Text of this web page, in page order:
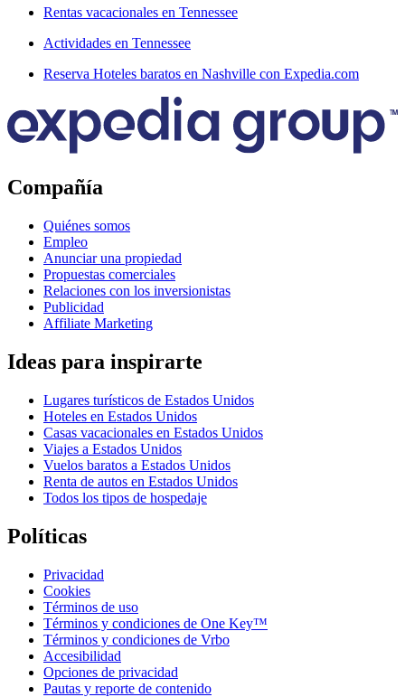
Rentas vacacionales en Tennessee
Actividades en Tennessee
Reserva Hoteles baratos en Nashville con Expedia.com
Compañía
Quiénes somos
Empleo
Anunciar una propiedad
Propuestas comerciales
Relaciones con los inversionistas
Publicidad
Affiliate Marketing
Ideas para inspirarte
Lugares turísticos de Estados Unidos
Hoteles en Estados Unidos
Casas vacacionales en Estados Unidos
Viajes a Estados Unidos
Vuelos baratos a Estados Unidos
Renta de autos en Estados Unidos
Todos los tipos de hospedaje
Políticas
Privacidad
Cookies
Términos de uso
Términos y condiciones de One Key™
Términos y condiciones de Vrbo
Accesibilidad
Opciones de privacidad
Pautas y reporte de contenido